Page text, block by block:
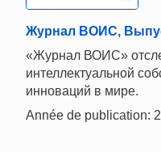
Журнал ВОИС,
«Журнал ВОИС»
интеллектуальной
инноваций в мире.
Année de publication: